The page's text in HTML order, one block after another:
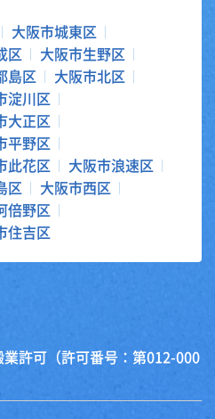
大阪市城東区
区
大阪市生野区
島区
大阪市北区
淀川区
大正区
平野区
此花区
大阪市浪速区
区
大阪市西区
倍野区
住吉区
許可（許可番号：第012-000